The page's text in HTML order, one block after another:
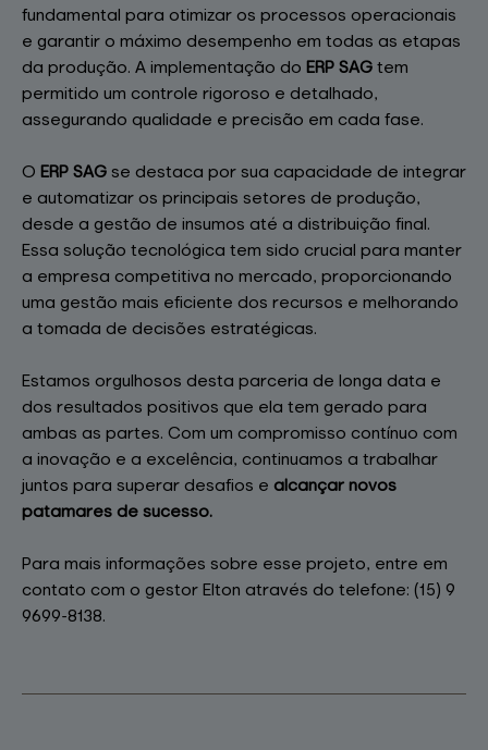
fundamental para otimizar os processos operacionais
e garantir o máximo desempenho em todas as etapas
da produção. A implementação do ERP SAG tem
permitido um controle rigoroso e detalhado,
assegurando qualidade e precisão em cada fase.
O ERP SAG se destaca por sua capacidade de integrar
e automatizar os principais setores de produção,
desde a gestão de insumos até a distribuição final.
Essa solução tecnológica tem sido crucial para manter
a empresa competitiva no mercado, proporcionando
uma gestão mais eficiente dos recursos e melhorando
a tomada de decisões estratégicas.
Estamos orgulhosos desta parceria de longa data e
dos resultados positivos que ela tem gerado para
ambas as partes. Com um compromisso contínuo com
a inovação e a excelência, continuamos a trabalhar
juntos para superar desafios e alcançar novos
patamares de sucesso.
Para mais informações sobre esse projeto, entre em
contato com o gestor Elton através do telefone: (15) 9
9699-8138.